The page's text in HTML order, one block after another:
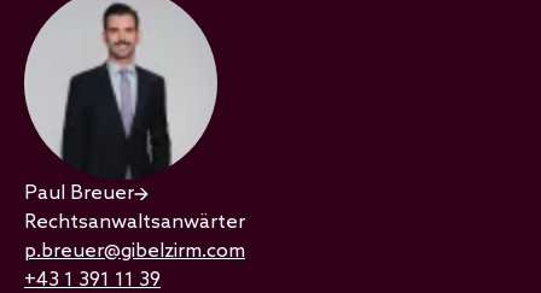
Paul Breuer
Rechtsanwaltsanwärter
p.breuer@gibelzirm.com
+43 1 391 11 39